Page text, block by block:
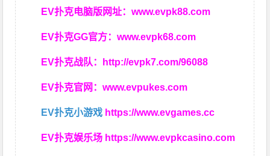
EV扑克电脑版网址：www.evpk88.com
EV扑克GG官方：www.evpk68.com
EV扑克战队： http://evpk7.com/96088
EV扑克官网：www.evpukes.com
EV扑克小游戏 https://www.evgames.cc
EV扑克娱乐场 https://www.evpkcasino.com